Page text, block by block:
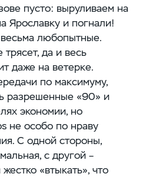
пусто: выруливаем на
Ярославку и погнали!
любопытные.
да и весь
даже на ветерке.
по максимуму,
разрешенные «90» и
экономии, но
не особо по нраву
С одной стороны,
с другой –
«втыкать», что